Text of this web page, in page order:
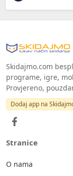
Skidajmo.com
programe, igre,
Provjereno,
Dodaj app na
Stranice
O nama